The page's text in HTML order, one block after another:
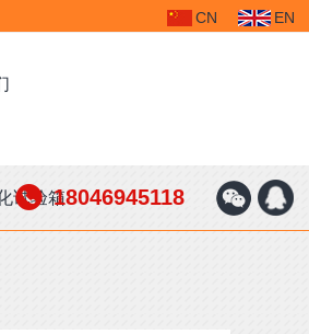
CN EN
18046945118
试验箱